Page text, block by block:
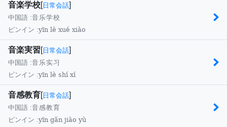
音楽学校[ 日常会話]
中国語 :音乐学校
ピンイン :yīn lè xué xiào
音楽実習[ 日常会話]
中国語 :音乐实习
ピンイン :yīn lè shí xí
音感教育[ 日常会話]
中国語 :音感教育
ピンイン :yīn gǎn jiào yù